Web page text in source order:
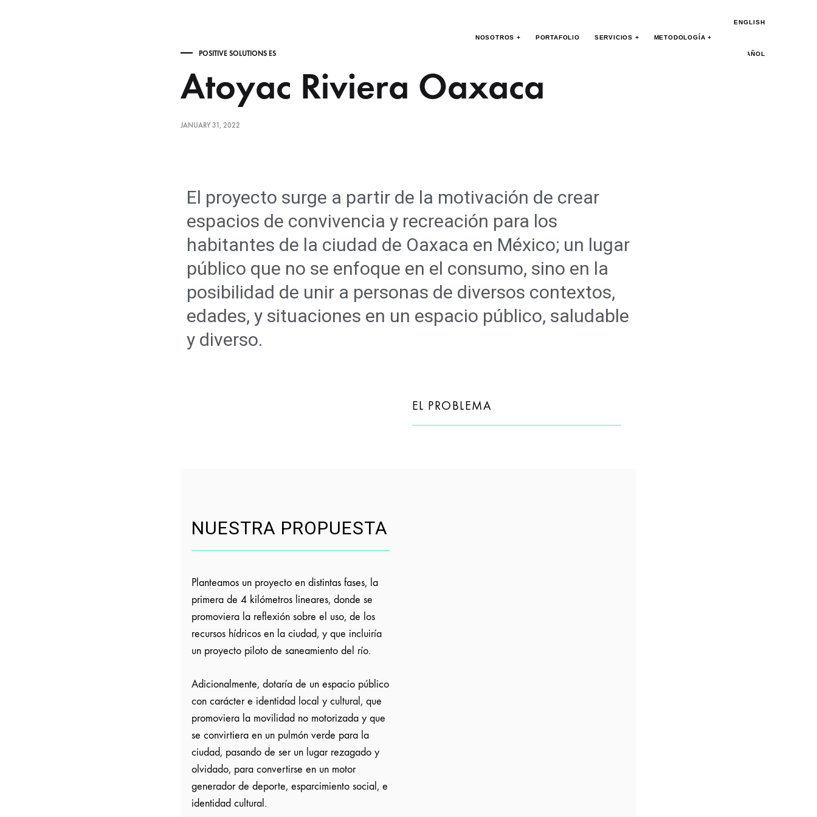
NOSOTROS + PORTAFOLIO SERVICIOS + METODOLOGÍA +
ENGLISH
ESPAÑOL
POSITIVE SOLUTIONS ES
Atoyac Riviera Oaxaca
JANUARY 31, 2022
El proyecto surge a partir de la motivación de crear
espacios de convivencia y recreación para los
habitantes de la ciudad de Oaxaca en México; un lugar
público que no se enfoque en el consumo, sino en la
posibilidad de unir a personas de diversos contextos,
edades, y situaciones en un espacio público, saludable
y diverso.
EL PROBLEMA
NUESTRA PROPUESTA
Planteamos un proyecto en distintas fases, la
primera de 4 kilómetros lineares, donde se
promoviera la reflexión sobre el uso, de los
recursos hídricos en la ciudad, y que incluiría
un proyecto piloto de saneamiento del río.
Adicionalmente, dotaría de un espacio público
con carácter e identidad local y cultural, que
promoviera la movilidad no motorizada y que
se convirtiera en un pulmón verde para la
ciudad, pasando de ser un lugar rezagado y
olvidado, para convertirse en un motor
generador de deporte, esparcimiento social, e
identidad cultural.